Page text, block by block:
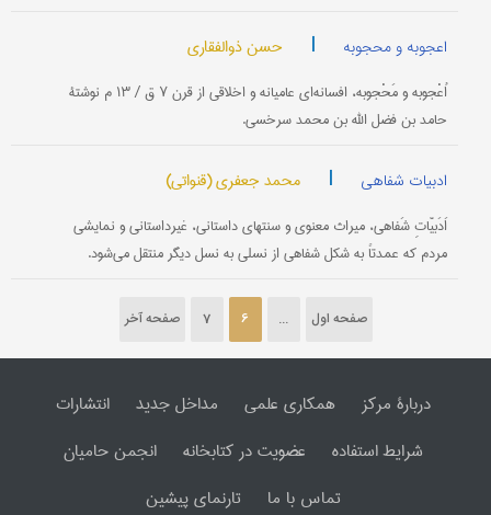
اعجوبه و محجوبه | حسن ذوالفقاری
اُعْجوبه و مَحْجوبه، افسانه‌ای عامیانه و اخلاقی از قرن ۷ ق / ۱۳ م نوشتۀ
حامد بن فضل الله بن محمد سرخسی.
ادبیات شفاهی | محمد جعفری (قنواتی)
اَدَبیّاتِ شَفاهی، میراث معنوی و سنتهای داستانی، غیرداستانی و نمایشی
مردم که عمدتاً به شکل شفاهی از نسلی به نسل دیگر منتقل می‌شود.
صفحه اول ...
6
7 صفحه آخر
دربارۀ مرکز همکاری علمی مداخل جدید
انتشارات
شرایط استفاده
عضویت در کتابخانه
انجمن حامیان
تماس با ما
تارنمای پیشین